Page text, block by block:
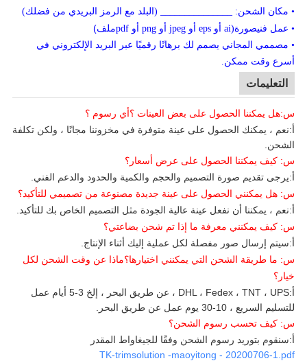
• مكان الشحن: _______________ (البلد مع الرمز البريدي من فضلك)
• عمل فنيصورة(ai أو eps أو jpeg أو png أو pdf ملف)
• مصممي المجاني يصمم لك برهانًا رقميًا عبر البريد الإلكتروني في
أسرع وقت ممكن.
التعليمات
س:هل يمكننا الحصول على بعض العينات ؟أي رسوم ؟
أ:نعم ، يمكنك الحصول على عينة متوفرة في مخزوننا مجانًا ، ولكن تكلفة
الشحن.
س: كيف يمكننا الحصول على عرض أسعار؟
أ:يرجى تقديم صورة التصميم والحجم والكمية والحدود والدعم الفني.
س: هل يمكنني الحصول على عينة جديدة مصنوعة من تصميمي للتأكيد؟
أ:نعم ، يمكننا أن نفعل عينة عالية الجودة مثل التصميم الخاص بك للتأكيد.
س: كيف يمكنني معرفة ما إذا تم شحن بضاعتي؟
أ:سيتم إرسال صور مفصلة لكل عملية إليك أثناء الإنتاج.
س: ما طريقة الشحن التي يمكنني اختيارها؟ماذا عن وقت الشحن لكل
خيار؟
أ:
DHL ، Fedex ، TNT ، UPS ، عن طريق البحر ، إلخ 3-5 أيام عمل
للتسليم السريع ، 10-30 يوم عمل عن طريق البحر.
س: كيف تحسب رسوم الشحن؟
أ:سنقوم بتوريد رسوم الشحن وفقًا للجيغاواط المقدر
TK-trimsolution -maoyitong - 20200706-1.pdf